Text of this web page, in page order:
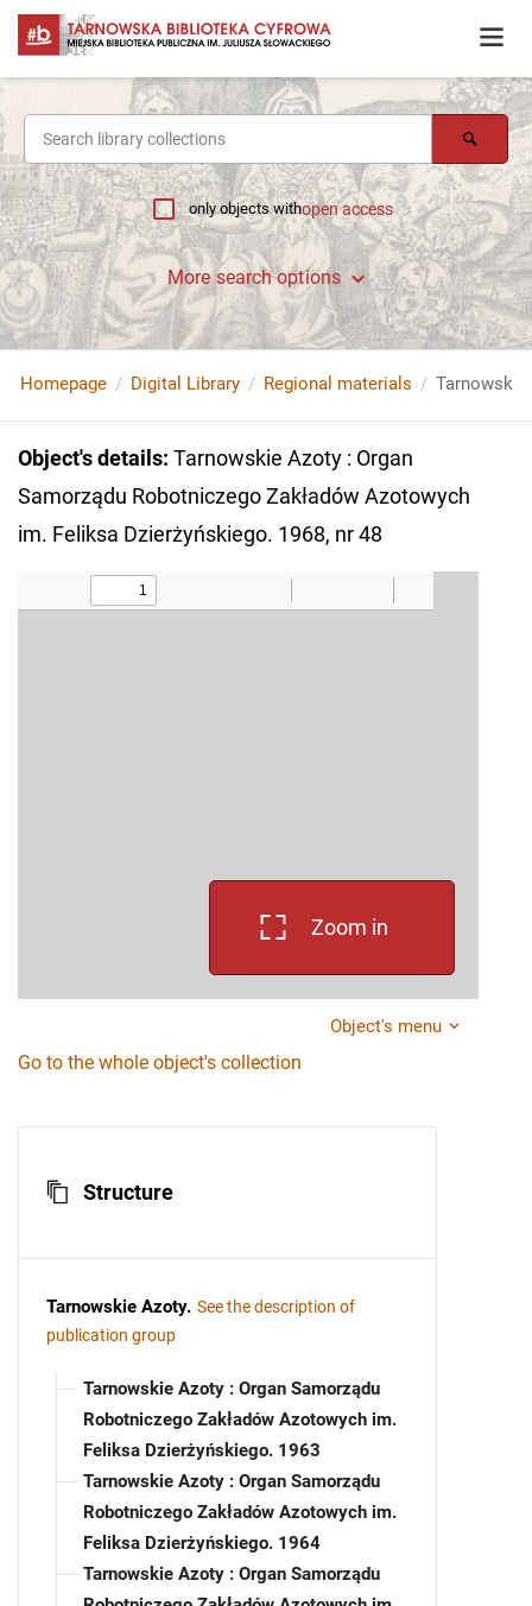
only objects withopen access
More search options
Homepage Digital Library Regional materials
Object's details: Tarnowskie Azoty : Organ
Samorządu Robotniczego Zakładów Azotowych
im. Feliksa Dzierżyńskiego. 1968, nr 48
Zoom in
Object's menu
Go to the whole object's collection
Structure
Tarnowskie Azoty. See the description of
publication group
Tarnowskie Azoty : Organ Samorządu
Robotniczego Zakładów Azotowych im.
Feliksa Dzierżyńskiego. 1963
Tarnowskie Azoty : Organ Samorządu
Robotniczego Zakładów Azotowych im.
Feliksa Dzierżyńskiego. 1964
Tarnowskie Azoty : Organ Samorządu